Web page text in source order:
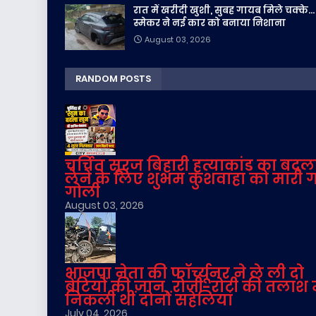
रात में खरीदी खुशी, सुबह गायब मिले चक्के...
स्मेकर ने नई कार को बनाया निशाना
August 03, 2026
RANDOM POSTS
चर्चित सूरज बिहारी हत्याकांड का
लेने के लिए शुभम कुशवाहा को मारी
गोली
August 03, 2026
भाजपा नेता की फॉर्च्यूनर ने ले ली दो
बेटियों की जान, रोजी-रोटी की तलाश
निकली थीं दोनों सहेलियां
July 04, 2026